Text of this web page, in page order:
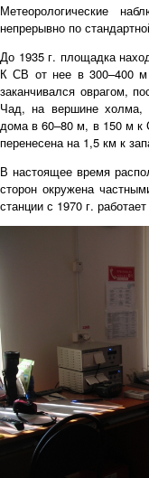
Метеорологические
непрерывно по
До 1935 г. площадка
К СВ от нее в 300–400
заканчивался оврагом,
Чад, на вершине холма,
дома в 60–80 м, в 150 м к
перенесена на 1,5 км к
В настоящее время
сторон окружена
станции с 1970 г.